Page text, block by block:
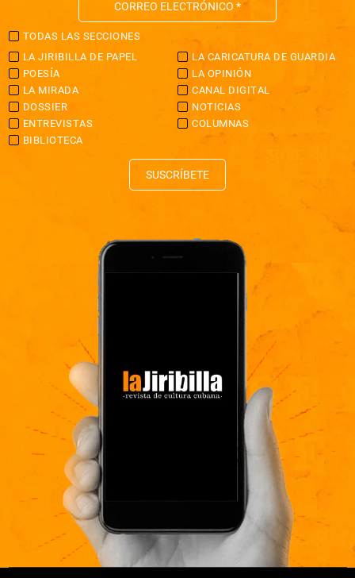
TODAS LAS SECCIONES
LA JIRIBILLA DE PAPEL
LA CARICATURA DE GUARDIA
POESÍA
LA OPINIÓN
LA MIRADA
CANAL DIGITAL
DOSSIER
NOTICIAS
ENTREVISTAS
COLUMNAS
BIBLIOTECA
SUSCRÍBETE